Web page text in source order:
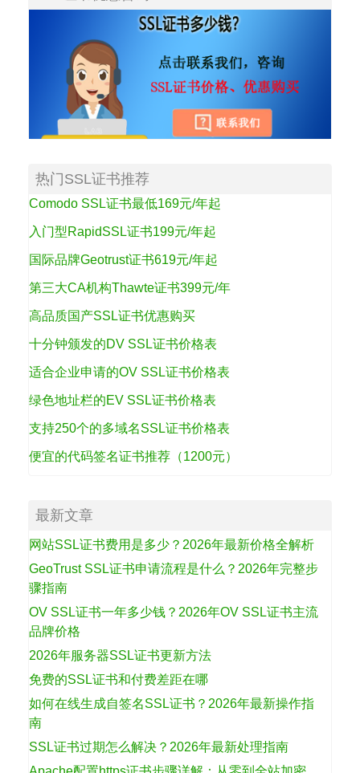
热门SSL证书推荐
Comodo SSL证书最低169元/年起
入门型RapidSSL证书199元/年起
国际品牌Geotrust证书619元/年起
第三大CA机构Thawte证书399元/年
高品质国产SSL证书优惠购买
十分钟颁发的DV SSL证书价格表
适合企业申请的OV SSL证书价格表
绿色地址栏的EV SSL证书价格表
支持250个的多域名SSL证书价格表
便宜的代码签名证书推荐（1200元）
最新文章
网站SSL证书费用是多少？2026年最新价格全解析
GeoTrust SSL证书申请流程是什么？2026年完整步
骤指南
OV SSL证书一年多少钱？2026年OV SSL证书主流
品牌价格
2026年服务器SSL证书更新方法
免费的SSL证书和付费差距在哪
如何在线生成自签名SSL证书？2026年最新操作指
南
SSL证书过期怎么解决？2026年最新处理指南